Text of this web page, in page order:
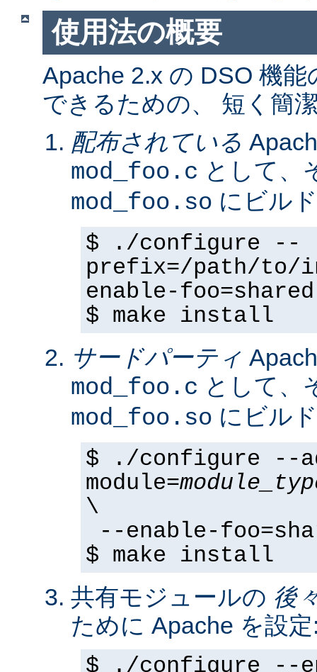
使用法の概要
Apache 2.x の DSO 機
できるための、 短く簡
配布されている
mod_foo.c として、
mod_foo.so にビル
$ ./configure --
prefix=/path/
enable-foo=shared
$ make install
サードパーティ
mod_foo.c として、
mod_foo.so にビル
$ ./configure --
module=
\
--enable-
$ make install
共有モジュールの 後
ために Apache を設
$ ./configure --